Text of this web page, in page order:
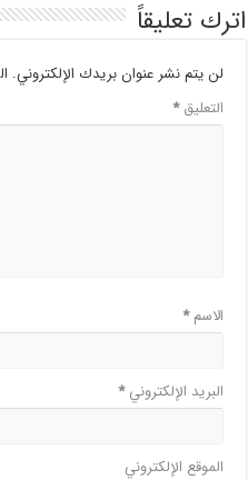
اترك تعليقاً
لن يتم نشر عنوان بريدك الإلكتروني.
التعليق*
الاسم*
البريد الإلكتروني*
الموقع الإلكتروني